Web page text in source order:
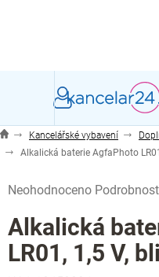
Kancelářské vybavení
Alkalická baterie AgfaPhoto
hodnocení
produktu
je
0,0
z
Neohodnoceno
Alkalická
LR01, 1,5 V,